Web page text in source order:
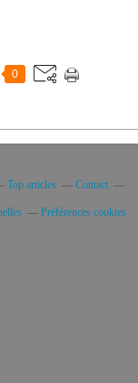
0
Top articles Contact
Préférences cookies